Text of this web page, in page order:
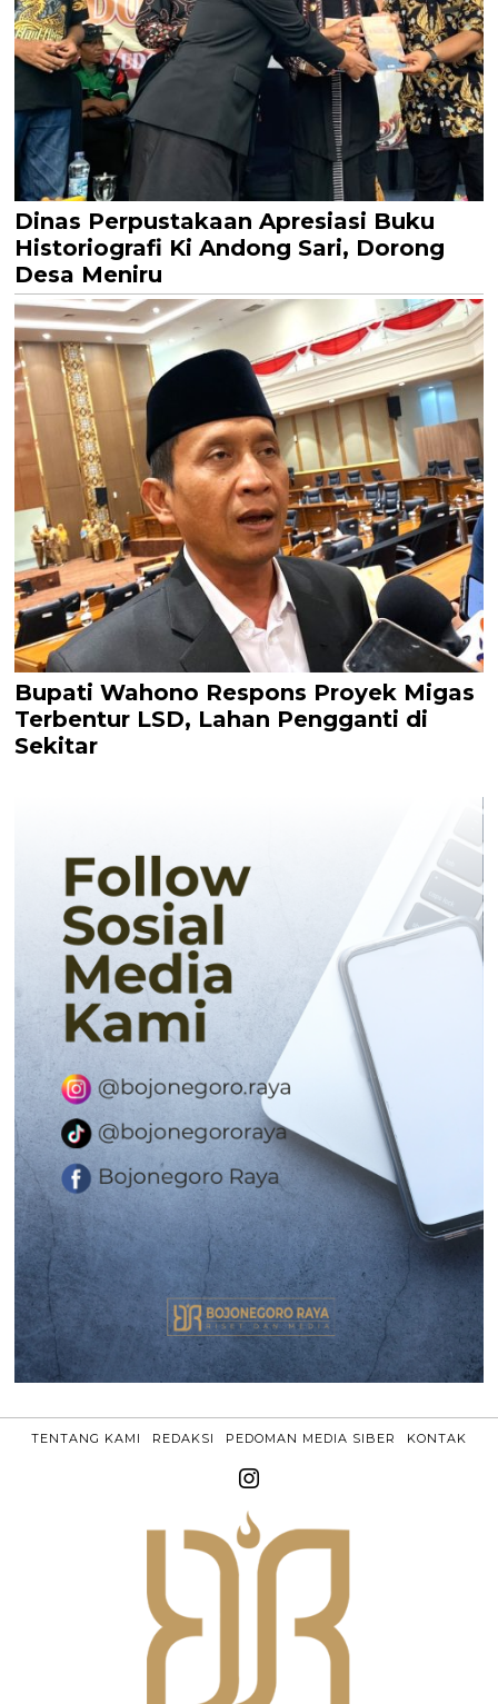
Dinas Perpustakaan Apresiasi Buku
Historiografi Ki Andong Sari, Dorong
Desa Meniru
Bupati Wahono Respons Proyek Migas
Terbentur LSD, Lahan Pengganti di
Sekitar
TENTANG KAMI REDAKSI PEDOMAN MEDIA SIBER KONTAK